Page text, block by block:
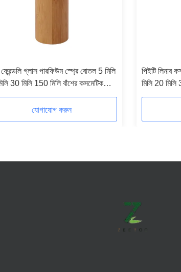
গ্লাস পারফিউম স্প্রে বোতল 5 মিলি
30 মিলি 150 মিলি বাঁশের কসমেটিক
যোগাযোগ করুন
পিইটি লিনার
মিলি 20 মিলি